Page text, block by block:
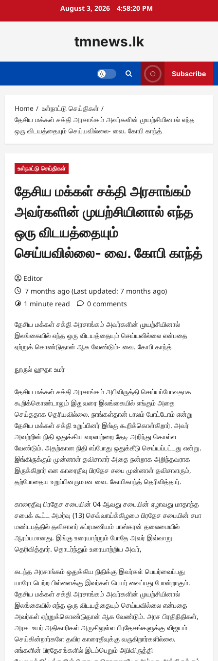
August 3, 2026 4:58:20 PM
tmnews.lk
Subscribe
Home
உள்நாட்டு செய்திகள்
தேசிய மக்கள் சக்தி அரசாங்கம் அவர்களின் முயற்சியினால் எந்த
ஒரு விடயத்தையும் செய்யவில்லை- வை. கோபி காந்த்
உள்நாட்டு செய்திகள்
தேசிய மக்கள் சக்தி அரசாங்கம்
அவர்களின் முயற்சியினால் எந்த
ஒரு விடயத்தையும்
செய்யவில்லை- வை. கோபி காந்த்
Editor
7 months ago (Last updated: 7 months ago)
1 minute read
0 comments
தேசிய மக்கள் சக்தி அரசாங்கம் அவர்களின் முயற்சியினால்
இலங்கையில் எந்த ஒரு விடயத்தையும் செய்யவில்லை என்பதை
ஏற்றுக் கொண்டுதான் ஆக வேண்டும்- வை. கோபி காந்த்
நூருல் ஹுதா உமர்
தேசிய மக்கள் சக்தி அரசாங்கம் அபிவிருத்தி செய்யப்போவதாக
கூறிக்கொண்டாலும் இதுவரை இலங்கையில் எங்கும் அதை
செய்ததாக தெரியவில்லை. நாங்கள்தான் பாலம் போட்டோம் என்று
தேசிய மக்கள் சக்தி உறுப்பினர் இங்கு கூறிக்கொள்கிறார். அவர்
அவற்றின் நிதி ஒதுக்கிய வரலாற்றை தேடி அறிந்து கொள்ள
வேண்டும். அதற்கான நிதி எப்போது ஒதுக்கீடு செய்யப்பட்டது என்று.
இங்கிருக்கும் முன்னாள் தவிசாளர் அதை நன்றாக அறிந்தவராக
இருக்கிறார் என காரைதீவு பிரதேச சபை முன்னாள் தவிசாளரும்,
தற்போதைய உறுப்பினருமான வை. கோபிகாந்த் தெரிவித்தார்.
காரைதீவு பிரதேச சபையின் 04 ஆவது சபையின் ஏழாவது மாதாந்த
சபைக் கூட்ட அமர்வு (13) செவ்வாய்க்கிழமை பிரதேச சபையின் சபா
மண்டபத்தில் தவிசாளர் சுப்ரமணியம் பாஸ்கரன் தலைமையில்
ஆரம்பமானது. இங்கு உரையாற்றும் போதே அவர் இவ்வாறு
தெரிவித்தார். தொடர்ந்தும் உரையாற்றிய அவர்,
கடந்த அரசாங்கம் ஒதுக்கிய நிதிக்கு இவர்கள் பெயர்வைப்பது
யாரோ பெற்ற பிள்ளைக்கு இவர்கள் பெயர் வைப்பது போன்றாகும்.
தேசிய மக்கள் சக்தி அரசாங்கம் அவர்களின் முயற்சியினால்
இலங்கையில் எந்த ஒரு விடயத்தையும் செய்யவில்லை என்பதை
அவர்கள் ஏற்றுக்கொண்டுதான் ஆக வேண்டும். அரச பிரதிநிதிகள்,
அரச உயர் அதிகாரிகள் அருகிலுள்ள பிரதேசங்களுக்கு விஜயம்
செய்கின்றார்களே தவிர காரைதீவுக்கு வருகிறார்களில்லை.
எங்களின் பிரதேசங்களில் இடம்பெறும் அபிவிருத்தி